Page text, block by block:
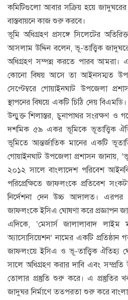
কমিটিগুলো আবার সক্রিয় হয়ে
বাস্তবায়নে কাজ শুরু করবে।
ভূমি অধিগ্রহণ প্রসঙ্গে সিলেটের
আসলাম উদ্দিন বলেন, ভূ-তাত্ত্বিক
অধিগ্রহণ সম্পন্ন করতে পারব
কোনো বিষয় আসে তা আইনসম্মত
সেপ্টেম্বরে গোয়াইনঘাট উপজেলা
স্থাপনের বিষয়ে একটি চিঠি দেয়
উন্মুক্ত শিলাস্তর, চুনাপাথর সংরক্ষণ ও
দশমিক ৫৯ একর ভূমিকে ভূতাত্ত্বিক
ভূমিতে আন্তর্জাতিক মানের একটি
গোয়াইনঘাট উপজেলা প্রশাসন জানায়,
২০১২ সালে বাংলাদেশ পরিবেশ
পরিপ্রেক্ষিতে জাফলংকে প্রতিবেশ
নির্দেশনা দেন উচ্চ আদালত। এরপর
জাফলংকে ইসিএ ঘোষণা করে প্রজ্ঞাপন
এদিকে, ‘মেসার্স জালালাবাদ লাইম
অ্যাসোসিয়েশন’ নামের একটি
জাফলংয়ে ইসিএ ও ভূ-তাত্ত্বিক ঐতিহ্য
সালে অধিগ্রহণ করার দাবি এবং
তোলার প্রস্তুতি শুরু করে। এ প্রস্তুতির
জাদুঘর নির্মাণে তত্পরতা শুরু করে